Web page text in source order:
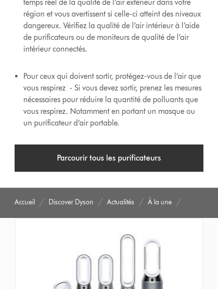
temps réel de la qualité de l’air extérieur dans votre
région et vous avertissent si celle-ci atteint des niveaux
dangereux. Vérifiez la qualité de l’air intérieur à l’aide
de purificateurs ou de moniteurs de qualité de l’air
intérieur connectés.
Pour ceux qui doivent sortir, protégez-vous de l’air que
vous respirez - Si vous devez sortir, prenez les mesures
nécessaires pour réduire la quantité de polluants que
vous respirez. Notamment en portant un masque ou
un purificateur d’air portable.
Parcourir tous les purificateurs
Accueil Discover Dyson Actualités À la une